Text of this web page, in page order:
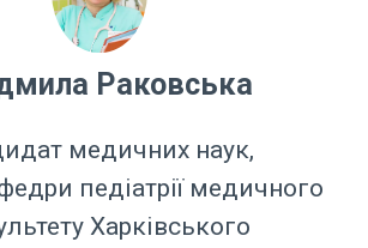
Раковська
медичних наук,
педіатрії медичного
Харківського